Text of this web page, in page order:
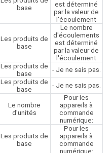
base
est déterminé
par la valeur de
l'écoulement
Les produits de
base
Le nombre
d'écoulements
est déterminé
par la valeur de
l'écoulement
Les produits de
base
- Je ne sais pas.
Les produits de
base
- Je ne sais pas.
Le nombre
d'unités
Pour les
appareils à
commande
numérique:
Les produits de
base
Pour les
appareils à
commande
numérique: